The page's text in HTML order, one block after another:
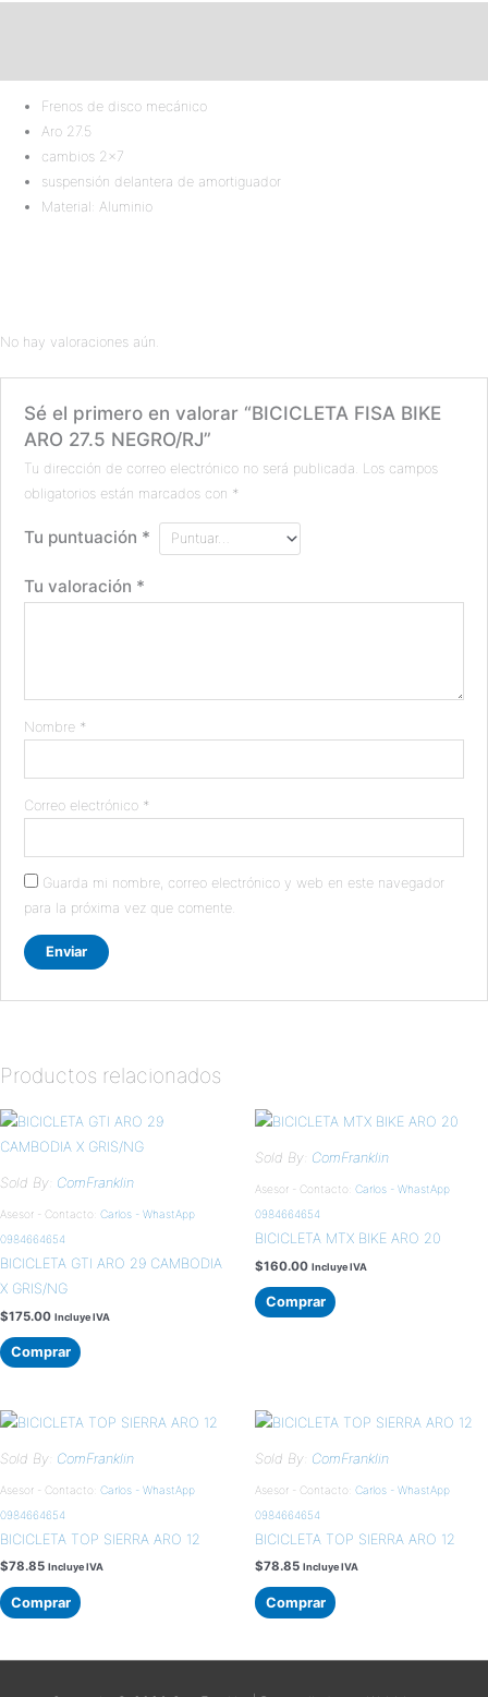
Frenos de disco mecánico
Aro 27.5
cambios 2×7
suspensión delantera de amortiguador
Material: Aluminio
No hay valoraciones aún.
Sé el primero en valorar “BICICLETA FISA BIKE
ARO 27.5 NEGRO/RJ”
Tu dirección de correo electrónico no será publicada. Los campos
obligatorios están marcados con *
Tu puntuación *
Tu valoración *
Nombre *
Correo electrónico *
Guarda mi nombre, correo electrónico y web en este navegador
para la próxima vez que comente.
Productos relacionados
Sold By: ComFranklin
Asesor - Contacto: Carlos - WhastApp
0984664654
BICICLETA GTI ARO 29 CAMBODIA
X GRIS/NG
$175.00 Incluye IVA
Comprar
Sold By: ComFranklin
Asesor - Contacto: Carlos - WhastApp
0984664654
BICICLETA MTX BIKE ARO 20
$160.00 Incluye IVA
Comprar
Sold By: ComFranklin
Asesor - Contacto: Carlos - WhastApp
0984664654
BICICLETA TOP SIERRA ARO 12
$78.85 Incluye IVA
Comprar
Sold By: ComFranklin
Asesor - Contacto: Carlos - WhastApp
0984664654
BICICLETA TOP SIERRA ARO 12
$78.85 Incluye IVA
Comprar